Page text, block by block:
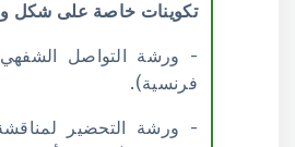
تكوينات خاصة على شكل
- ورشة التواصل الشفهي
فرنسية).
- ورشة التحضير